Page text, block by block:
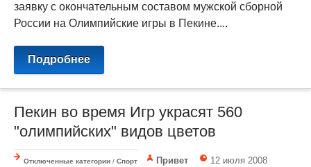
заявку c окончательным составом мужской сборной
России на Олимпийские игры в Пекине....
Подробнее
Пекин во время Игр украсят 560
"олимпийских" видов цветов
Отключенные категории / Спорт Привет 12 июля 2008